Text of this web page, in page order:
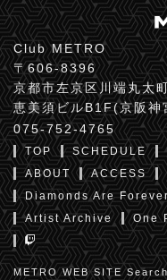
Club METRO
〒606-8396
京都市左京区川端丸太
恵美須ビルB1F(京阪
075-752-4765
TOP SCHEDULE
ABOUT
ACCESS
Diamonds Are
Artist Archive
One
METRO WEB SITE